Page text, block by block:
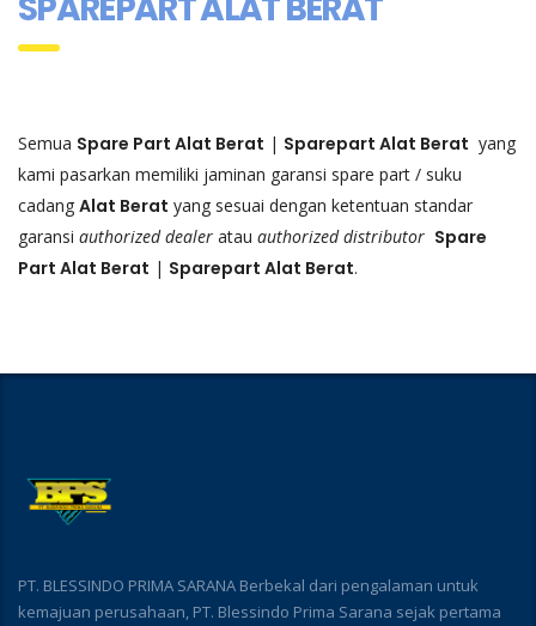
Semua Spare Part Alat Berat | Sparepart Alat Berat yang
kami pasarkan memiliki jaminan garansi spare part / suku
cadang Alat Berat yang sesuai dengan ketentuan standar
garansi authorized dealer atau authorized distributor Spare
Part Alat Berat | Sparepart Alat Berat.
PT. BLESSINDO PRIMA SARANA Berbekal dari pengalaman untuk
kemajuan perusahaan, PT. Blessindo Prima Sarana sejak pertama